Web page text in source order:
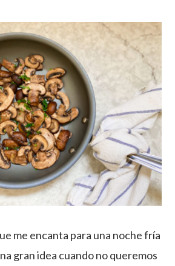
me encanta para una noche fría
gran idea cuando no queremos